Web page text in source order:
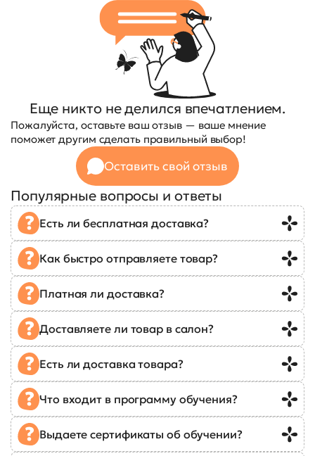
Еще никто не делился впечатлением.
Пожалуйста, оставьте ваш отзыв — ваше мнение
поможет другим сделать правильный выбор!
Оставить свой отзыв
Популярные вопросы и ответы
Есть ли бесплатная доставка?
Как быстро отправляете товар?
Платная ли доставка?
Доставляете ли товар в салон?
Есть ли доставка товара?
Что входит в программу обучения?
Выдаете сертификаты об обучении?